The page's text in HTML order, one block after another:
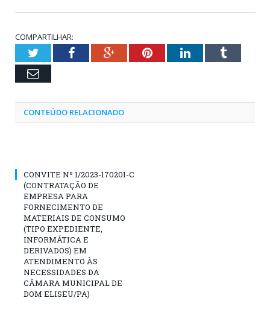
COMPARTILHAR:
TwitterFacebookGoogle+PinterestLinkedInTumblr
Email
CONTEÚDO RELACIONADO
CONVITE Nº 1/2023-170201-C
(CONTRATAÇÃO DE
EMPRESA PARA
FORNECIMENTO DE
MATERIAIS DE CONSUMO
(TIPO EXPEDIENTE,
INFORMÁTICA E
DERIVADOS) EM
ATENDIMENTO ÀS
NECESSIDADES DA
CÂMARA MUNICIPAL DE
DOM ELISEU/PA)